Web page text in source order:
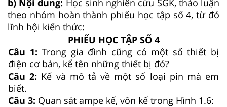
theo nhóm hoàn thành phiếu học tập số 4, từ đó
lĩnh hội kiến thức:
PHIẾU HỌC TẬP SỐ 4
Câu 1:Trong gia đình cũng có một số thiết bị
điện cơ bản, kể tên những thiết bị đó?
Câu 2: Kể và mô tả về một số loại pin mà em
biết.
Câu 3: Quan sát ampe kế, vôn kế trong Hình 1.6: